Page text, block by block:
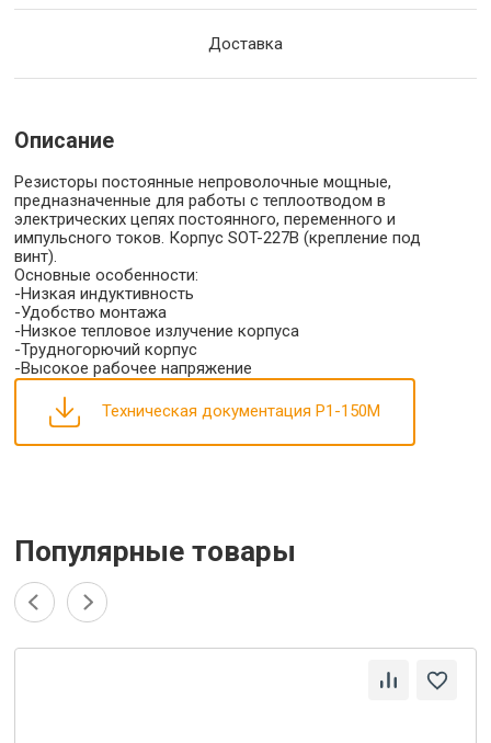
Доставка
Описание
Резисторы постоянные непроволочные мощные,
предназначенные для работы с теплоотводом в
электрических цепях постоянного, переменного и
импульсного токов. Корпус SOT-227B (крепление под
винт).
Основные особенности:
-Низкая индуктивность
-Удобство монтажа
-Низкое тепловое излучение корпуса
-Трудногорючий корпус
-Высокое рабочее напряжение
Техническая документация Р1-150М
Популярные товары